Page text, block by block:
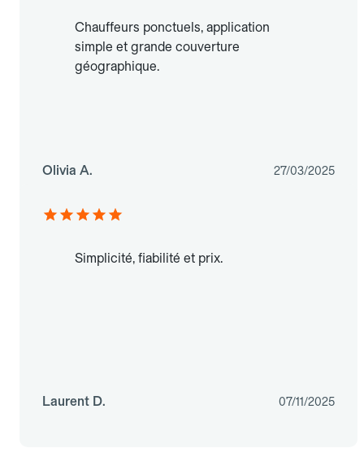
Chauffeurs ponctuels, application
simple et grande couverture
géographique.
Olivia A. 27/03/2025
Simplicité, fiabilité et prix.
Laurent D. 07/11/2025